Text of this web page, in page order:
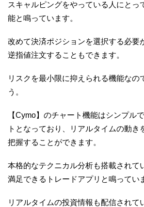
スキャルピングをやっている人にとっ
能と鳴っています。
改めて決済ポジションを選択する必要
逆指値注文することもできます。
リスクを最小限に抑えられる機能なの
う。
【Cymo】のチャート機能はシンプル
トとなっており、リアルタイムの動き
把握することができます。
本格的なテクニカル分析も搭載されて
満足できるトレードアプリと鳴ってい
リアルタイムの投資情報も配信されて